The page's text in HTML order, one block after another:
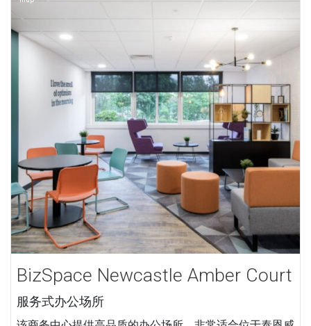
BizSpace Newcastle Amber Court
服务式办公场所